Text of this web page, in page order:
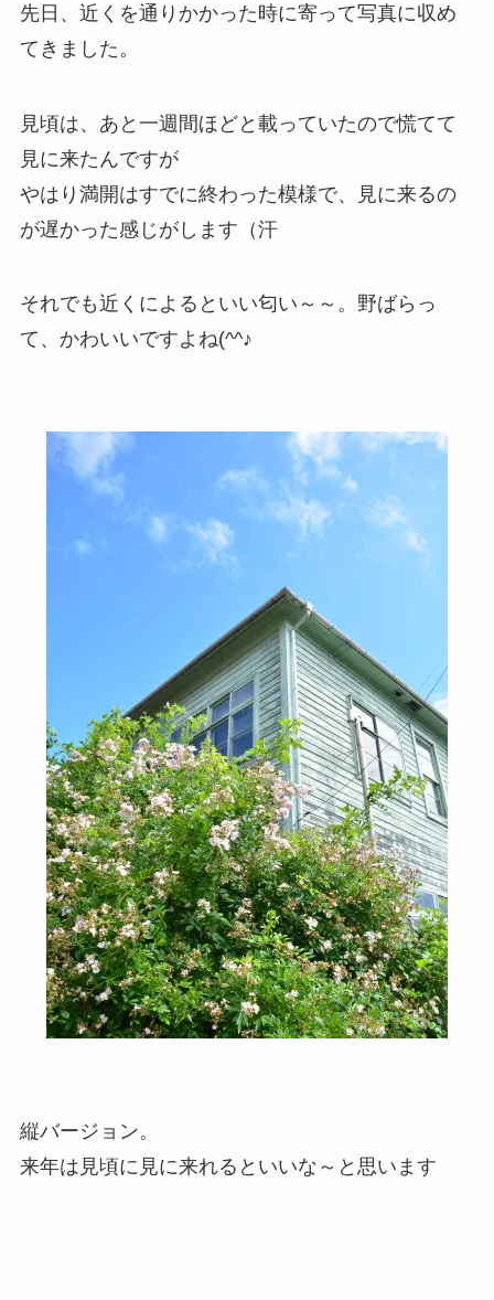
先日、近くを通りかかった時に寄って写真に収め
てきました。
見頃は、あと一週間ほどと載っていたので慌てて
見に来たんですが
やはり満開はすでに終わった模様で、見に来るの
が遅かった感じがします（汗
それでも近くによるといい匂い～～。野ばらっ
て、かわいいですよね(^^♪
縦バージョン。
来年は見頃に見に来れるといいな～と思います